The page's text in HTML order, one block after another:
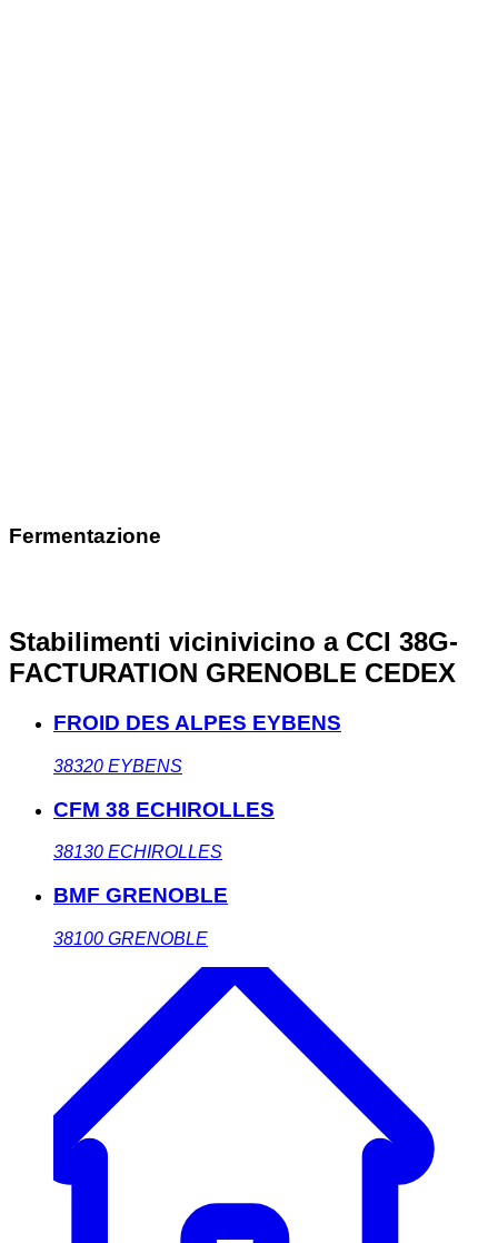
Fermentazione
Stabilimenti vicinivicino a CCI 38G-
FACTURATION GRENOBLE CEDEX
FROID DES ALPES EYBENS
38320 EYBENS
CFM 38 ECHIROLLES
38130 ECHIROLLES
BMF GRENOBLE
38100 GRENOBLE